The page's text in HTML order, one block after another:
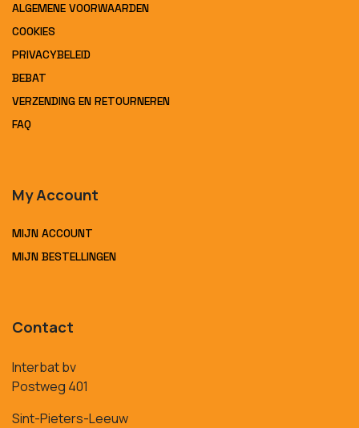
ALGEMENE VOORWAARDEN
COOKIES
PRIVACYBELEID
BEBAT
VERZENDING EN RETOURNEREN
FAQ
My Account
MIJN ACCOUNT
MIJN BESTELLINGEN
Contact
Interbat bv
Postweg 401
Sint-Pieters-Leeuw